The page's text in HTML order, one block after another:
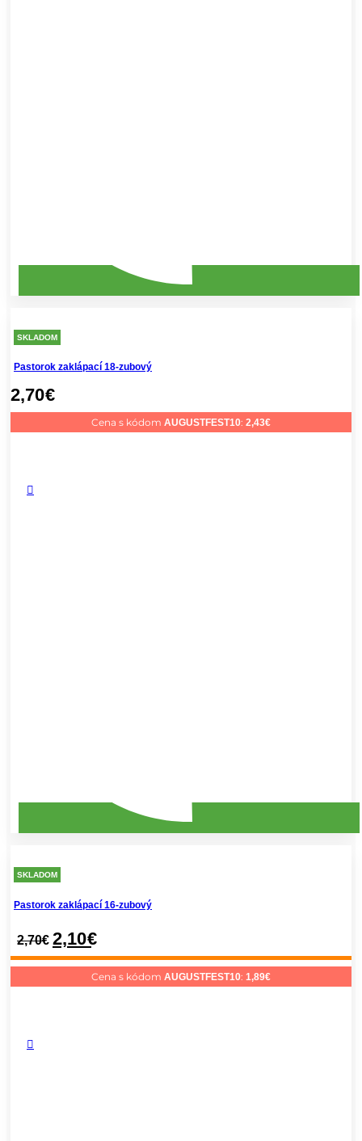
SKLADOM
Pastorok zaklápací 18-zubový
2,70€
Cena s kódom AUGUSTFEST10: 2,43€
SKLADOM
Pastorok zaklápací 16-zubový
2,70€ 2,10€
Cena s kódom AUGUSTFEST10: 1,89€